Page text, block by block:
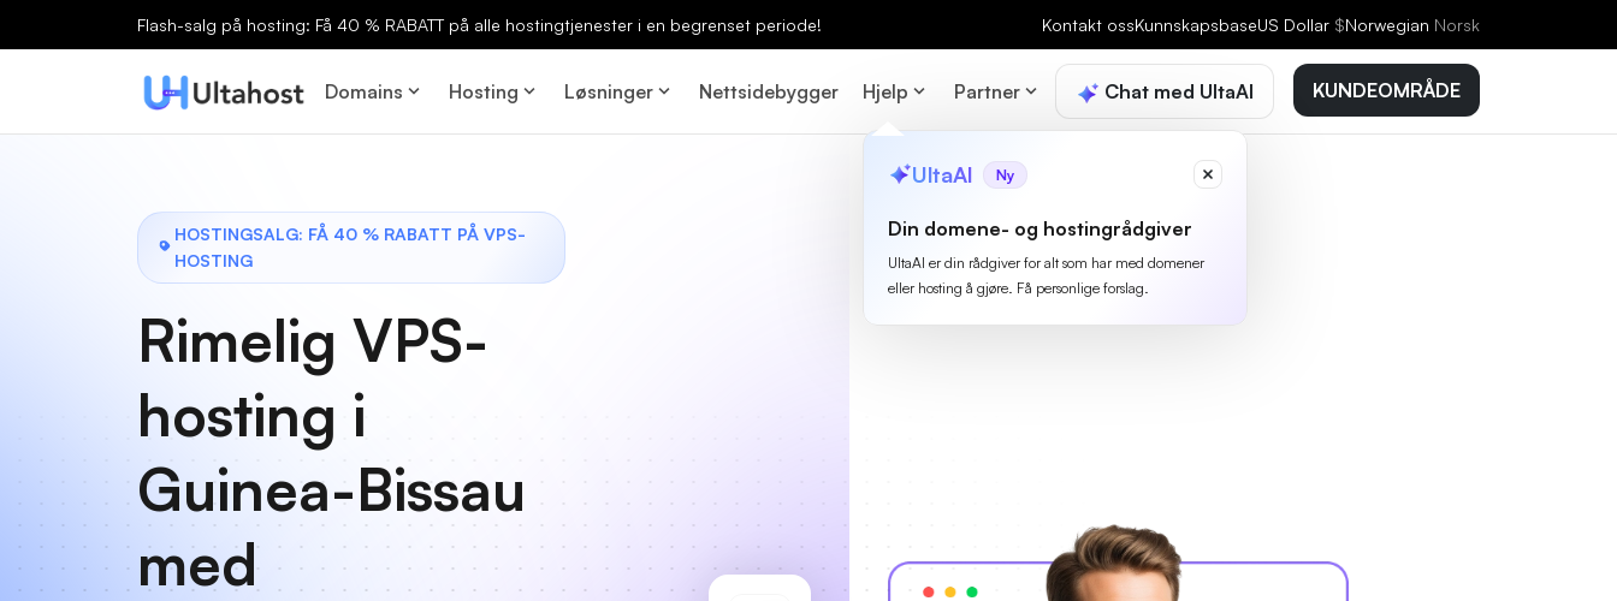
Flash-salg på hosting: Få 40 % RABATT på alle hostingtjenester i en begrenset periode! Kontakt ossKunnskapsbaseUS Dollar $Norwegian Norsk
Domains Hosting Løsninger Nettsidebygger Hjelp Partner Chat med UltaAI
UltaAI Ny
Din domene- og hostingrådgiver
UltaAI er din rådgiver for alt som har med domener
eller hosting å gjøre. Få personlige forslag.
KUNDEOMRÅDE
HOSTINGSALG: FÅ 40 % RABATT PÅ VPS-
HOSTING
Rimelig VPS-
hosting i
Guinea-Bissau
med